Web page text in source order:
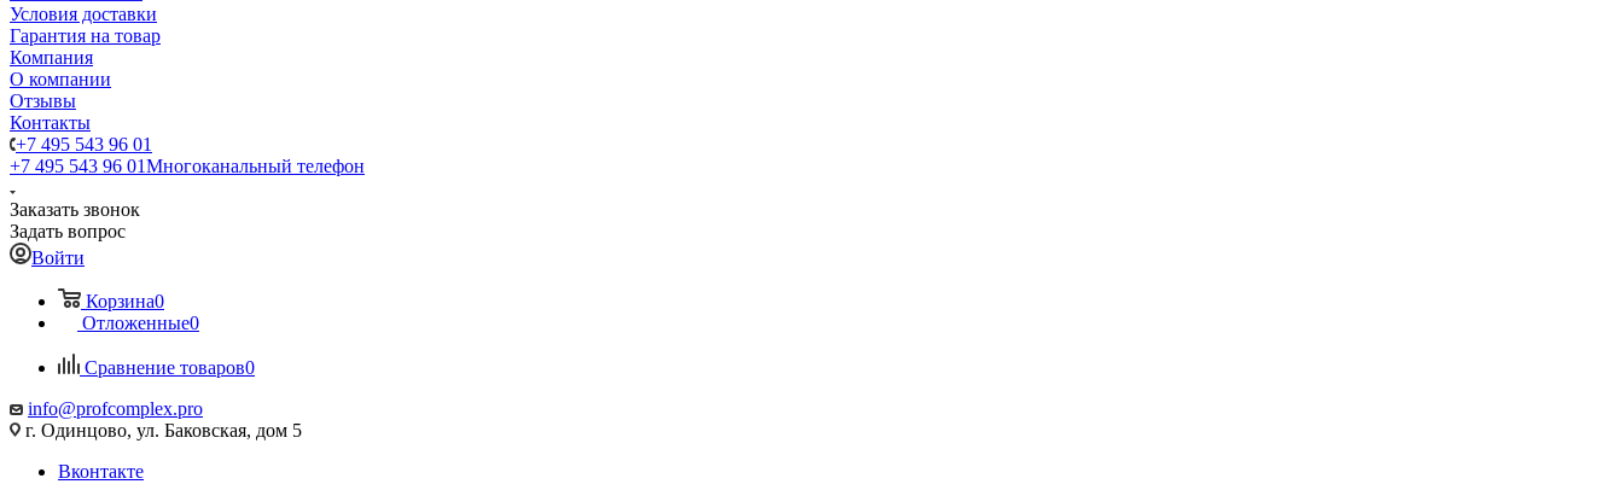
Условия доставки
Гарантия на товар
Компания
О компании
Отзывы
Контакты
+7 495 543 96 01
+7 495 543 96 01Многоканальный телефон
Заказать звонок
Задать вопрос
Войти
Корзина0
Отложенные0
Сравнение товаров0
info@profcomplex.pro
г. Одинцово, ул. Баковская, дом 5
Вконтакте